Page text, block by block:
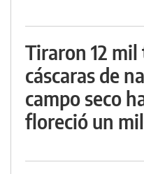
Tiraron 12
cáscaras de
campo seco
floreció un